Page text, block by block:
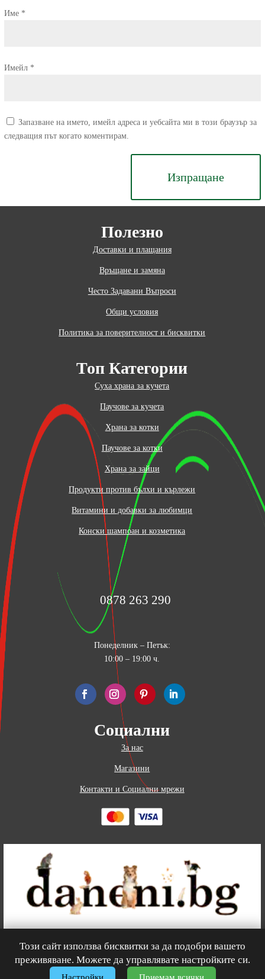
Име *
Имейл *
Запазване на името, имейл адреса и уебсайта ми в този браузър за
следващия път когато коментирам.
Изпращане
Полезно
Доставки и плащания
Връщане и замяна
Често Задавани Въпроси
Общи условия
Политика за поверителност и бисквитки
Топ Категории
Суха храна за кучета
Паучове за кучета
Храна за котки
Паучове за котки
Храна за зайци
Продукти против бълхи и кърлежи
Витамини и добавки за любимци
Конски шампоан и козметика
0878 263 290
Понеделник – Петък:
10:00 – 19:00 ч.
Социални
За нас
Магазини
Контакти и Социални мрежи
Зоомагазин – Всички права запазени.
Този сайт използва бисквитки за да подобри вашето
преживяване. Можете да управлявате настройките си.